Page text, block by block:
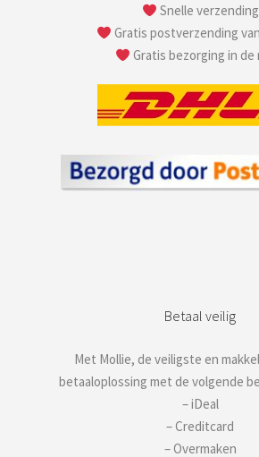
Snelle verzending
Gratis postverzending
Gratis bezorging in de
Betaal veilig
Met Mollie, de veiligste en
betaaloplossing met de volgende
– iDeal
– Creditcard
– Overmaken